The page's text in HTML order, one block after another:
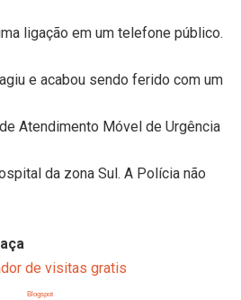
ligação em um telefone público.
e acabou sendo ferido com um
Atendimento Móvel de Urgência
da zona Sul. A Polícia não
Blogspot